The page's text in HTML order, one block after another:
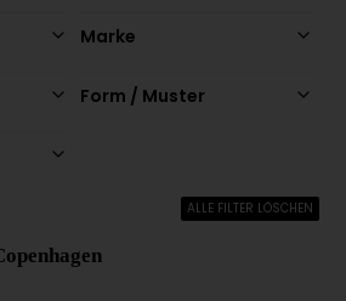
Marke
Form / Muster
ALLE FILTER LÖSCHEN